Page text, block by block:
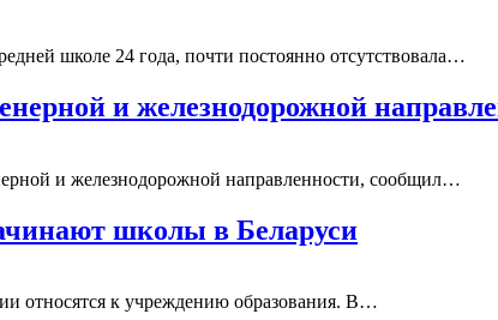
школе 24 года, почти постоянно отсутствовала…
и железнодорожной
и железнодорожной направленности, сообщил…
школы в Беларуси
относятся к учреждению образования. В…